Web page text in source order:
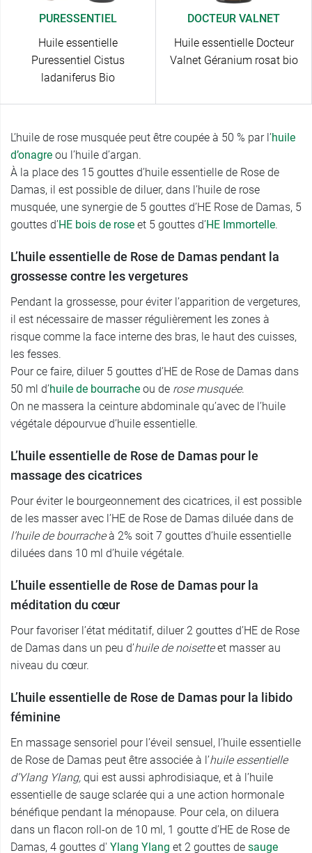
PURESSENTIEL
Huile essentielle
Puressentiel Cistus
ladaniferus Bio
DOCTEUR VALNET
Huile essentielle Docteur
Valnet Géranium rosat bio
L’huile de rose musquée peut être coupée à 50 % par l’huile
d’onagre ou l’huile d’argan.
À la place des 15 gouttes d’huile essentielle de Rose de
Damas, il est possible de diluer, dans l’huile de rose
musquée, une synergie de 5 gouttes d’HE Rose de Damas, 5
gouttes d’HE bois de rose et 5 gouttes d’HE Immortelle.
L’huile essentielle de Rose de Damas pendant la
grossesse contre les vergetures
Pendant la grossesse, pour éviter l’apparition de vergetures,
il est nécessaire de masser régulièrement les zones à
risque comme la face interne des bras, le haut des cuisses,
les fesses.
Pour ce faire, diluer 5 gouttes d’HE de Rose de Damas dans
50 ml d’huile de bourrache ou de rose musquée.
On ne massera la ceinture abdominale qu’avec de l’huile
végétale dépourvue d’huile essentielle.
L’huile essentielle de Rose de Damas pour le
massage des cicatrices
Pour éviter le bourgeonnement des cicatrices, il est possible
de les masser avec l’HE de Rose de Damas diluée dans de
l’huile de bourracheà 2% soit 7 gouttes d’huile essentielle
diluées dans 10 ml d’huile végétale.
L’huile essentielle de Rose de Damas pour la
méditation du cœur
Pour favoriser l’état méditatif, diluer 2 gouttes d’HE de Rose
de Damas dans un peu d’huile de noisetteet masser au
niveau du cœur.
L’huile essentielle de Rose de Damas pour la libido
féminine
En massage sensoriel pour l’éveil sensuel, l’huile essentielle
de Rose de Damas peut être associée à l’huile essentielle
d’Ylang Ylang, qui est aussi aphrodisiaque, et à l’huile
essentielle de sauge sclarée qui a une action hormonale
bénéfique pendant la ménopause. Pour cela, on diluera
dans un flacon roll-on de 10 ml, 1 goutte d’HE de Rose de
Damas, 4 gouttes d' Ylang Ylang et 2 gouttes de sauge